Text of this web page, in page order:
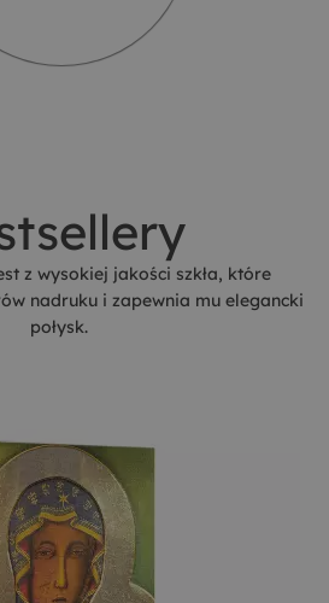
z wysokiej jakości szkła, które
nadruku i zapewnia mu elegancki
połysk.